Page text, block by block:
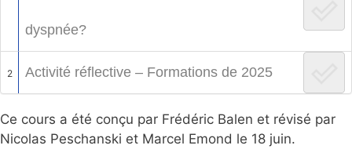
dyspnée?
2 Activité réflective – Formations de 2025
Ce cours a été conçu par Frédéric Balen et révisé par
Nicolas Peschanski et Marcel Emond le 18 juin.